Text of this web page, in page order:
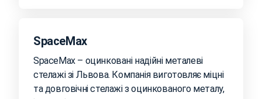
SpaceMax
SpaceMax – оцинковані надійні металеві
стелажі зі Львова. Компанія виготовляє міцні
та довговічні стелажі з оцинкованого металу,